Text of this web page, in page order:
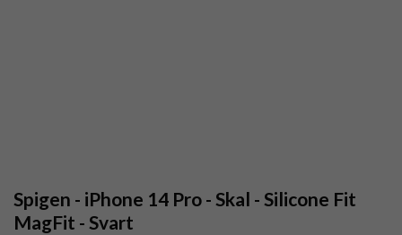
Spigen - iPhone 14 Pro - Skal - Silicone Fit
MagFit - Svart